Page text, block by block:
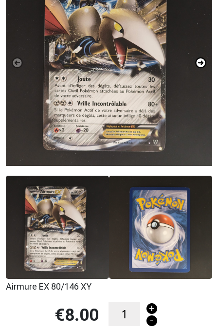
Airmure EX 80/146 XY
€8.00
quantité
de
+
-